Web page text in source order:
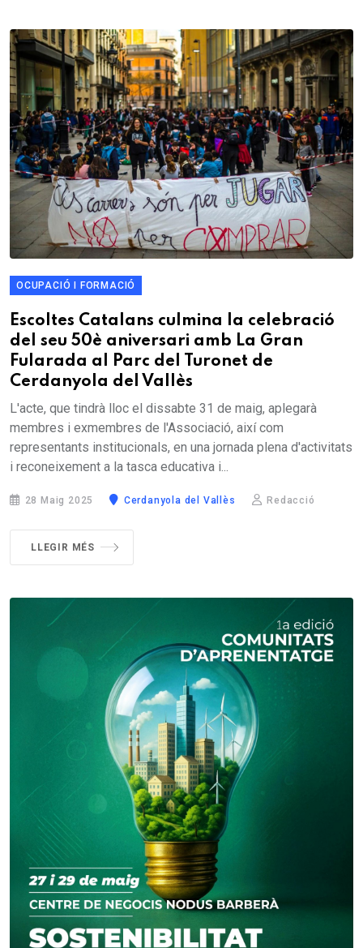
OCUPACIÓ I FORMACIÓ
Escoltes Catalans culmina la celebració
del seu 50è aniversari amb La Gran
Fularada al Parc del Turonet de
Cerdanyola del Vallès
L'acte, que tindrà lloc el dissabte 31 de maig, aplegarà
membres i exmembres de l'Associació, així com
representants institucionals, en una jornada plena d'activitats
i reconeixement a la tasca educativa i...
28 Maig 2025 Cerdanyola del Vallès Redacció
LLEGIR MÉS